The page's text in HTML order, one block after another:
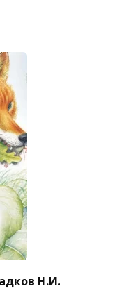
Н.И.